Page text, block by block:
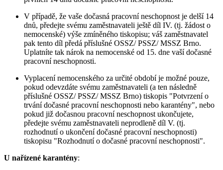
V případě, že vaše dočasná pracovní neschopnost je delší 14
dnů, předejte svému zaměstnavateli ještě díl IV. (tj. žádost o
nemocenské) výše zmíněného tiskopisu; váš zaměstnavatel
pak tento díl předá příslušné OSSZ/ PSSZ/ MSSZ Brno.
Uplatníte tak nárok na nemocenské od 15. dne vaší dočasné
pracovní neschopnosti.
Vyplacení nemocenského za určité období je možné pouze,
pokud odevzdáte svému zaměstnavateli (a ten následně
příslušné OSSZ/ PSSZ/ MSSZ Brno) tiskopis "Potvrzení o
trvání dočasné pracovní neschopnosti nebo karantény", nebo
pokud již dočasnou pracovní neschopnost ukončujete,
předejte svému zaměstnavateli neprodleně díl V. (tj.
rozhodnutí o ukončení dočasné pracovní neschopnosti)
tiskopisu "Rozhodnutí o dočasné pracovní neschopnosti".
U nařízené karantény: